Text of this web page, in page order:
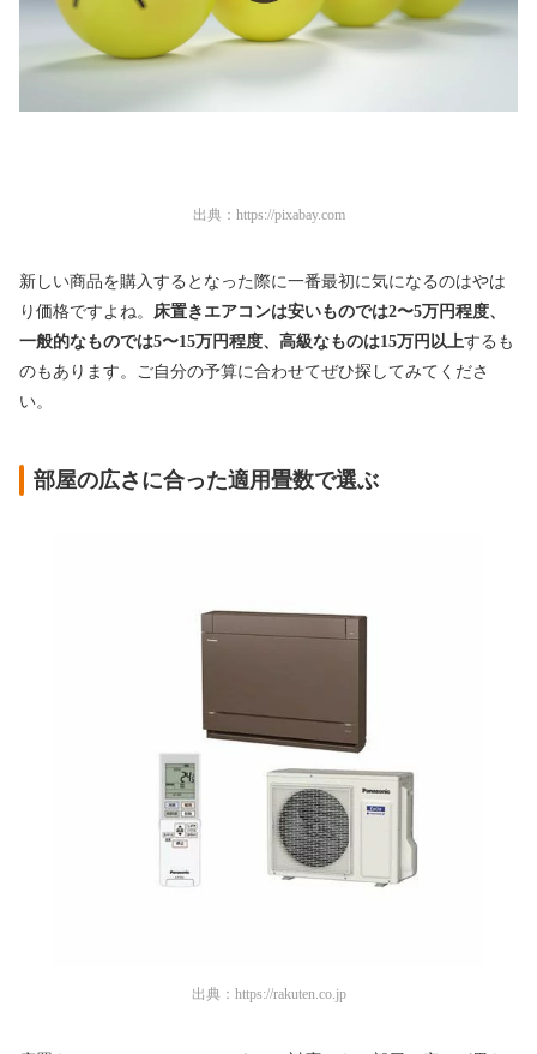
出典： https://pixabay.com
新しい商品を購入するとなった際に一番最初に気になるのはやは
り価格ですよね。 床置きエアコンは安いものでは2〜5万円程度、
一般的なものでは5〜15万円程度、高級なものは15万円以上するも
のもあります。ご自分の予算に合わせてぜひ探してみてくださ
い。
部屋の広さに合った適用畳数で選ぶ
出典： https://rakuten.co.jp